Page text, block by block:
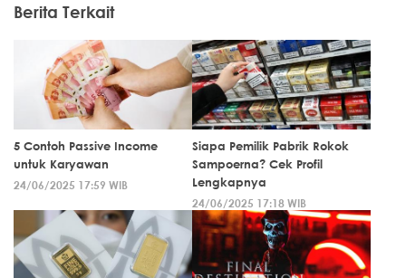
Berita Terkait
5 Contoh Passive Income
untuk Karyawan
24/06/2025 17:59 WIB
Siapa Pemilik Pabrik Rokok
Sampoerna? Cek Profil
Lengkapnya
24/06/2025 17:18 WIB